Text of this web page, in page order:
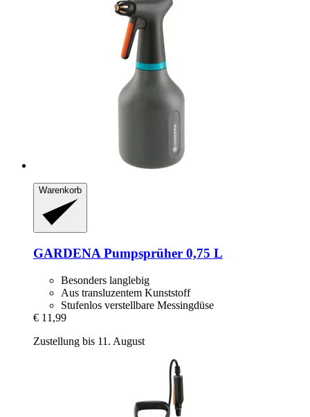
Warenkorb
GARDENA Pumpsprüher 0,75 L
Besonders langlebig
Aus transluzentem Kunststoff
Stufenlos verstellbare Messingdüse
€ 11,99
Zustellung bis 11. August